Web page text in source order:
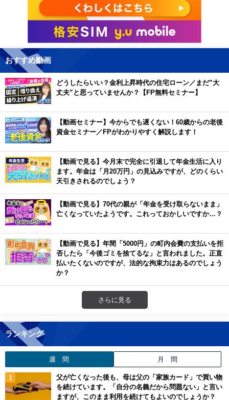
おすすめ動画
どうしたらいい？金利上昇時代の住宅ローン／まだ”大
丈夫”と思っていませんか？【FP無料セミナー】
【動画セミナー】今からでも遅くない！60歳からの老後
資金セミナー／FPがわかりやすく解説します！
【動画で見る】今月末で完全に引退して年金生活に入り
ます。年金は「月20万円」の見込みですが、どのくらい
天引きされるのでしょう？
【動画で見る】70代の親が「年金を受け取らないまま」
亡くなっていたようです。これっておかしいですか…？
【動画で見る】年間「5000円」の町内会費の支払いを拒
否したら「今後ゴミを捨てるな」と言われました。正直
払いたくないのですが、法的な拘束力はあるのでしょう
か？
さらに見る
ランキング
週 間 月 間
父が亡くなった後も、母は父の「家族カード」で買い物
を続けています。「自分の名義だから問題ない」と言い
ますが、このまま利用を続けてもよいのでしょうか？